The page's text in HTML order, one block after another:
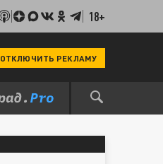
18+
ОТКЛЮЧИТЬ РЕКЛАМУ